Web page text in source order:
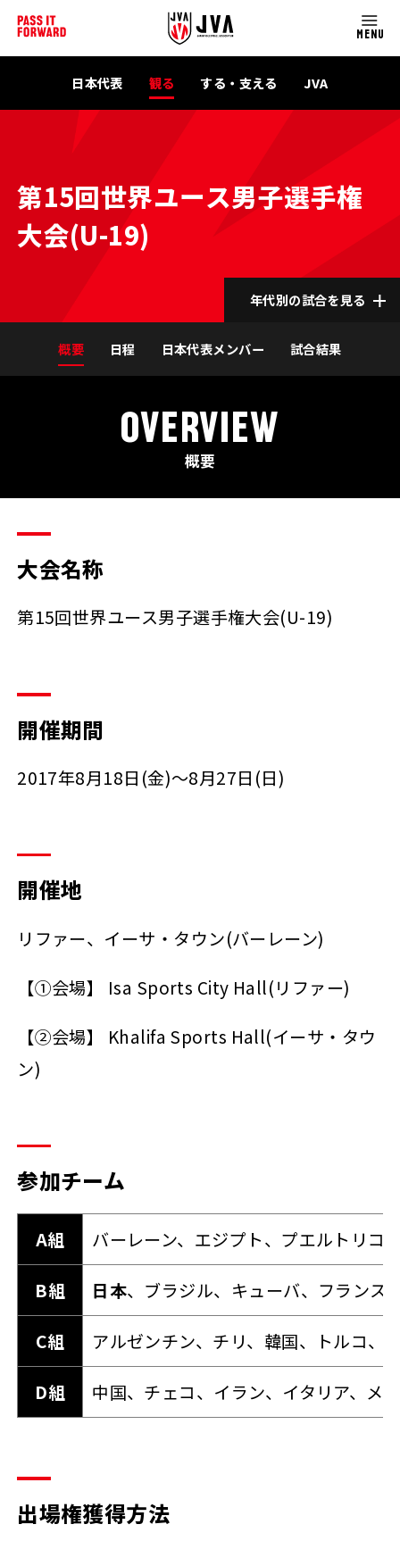
MENU
日本代表 観る する・支える JVA
第15回世界ユース男子選手権
大会(U-19)
年代別の試合を見る
概要 日程 日本代表メンバー 試合結果
OVERVIEW
概要
大会名称
第15回世界ユース男子選手権大会(U-19)
開催期間
2017年8月18日(金)～8月27日(日)
開催地
リファー、イーサ・タウン(バーレーン)
【①会場】 Isa Sports City Hall(リファー)
【②会場】 Khalifa Sports Hall(イーサ・タウ
ン)
参加チーム
A組 バーレーン、エジプト、プエルトリコ
B組 日本、ブラジル、キューバ、フランス
C組 アルゼンチン、チリ、韓国、トルコ、
D組 中国、チェコ、イラン、イタリア、メ
出場権獲得方法